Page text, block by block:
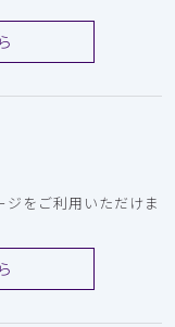
をご利用いただけま